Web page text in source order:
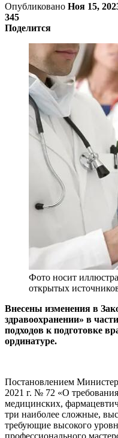
Опубликовано Ноя 15,
345
Поделится
Фото носит
открытых
Внесены изменения в
здравоохранении» в
подходов к подготовке
ординатуре.
Постановлением
2021 г. № 72 «О
медицинских,
три наиболее сложные,
требующие высокого
профессионального